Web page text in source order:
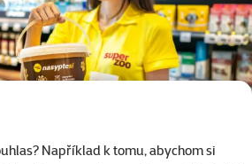
Například k tomu, abychom si